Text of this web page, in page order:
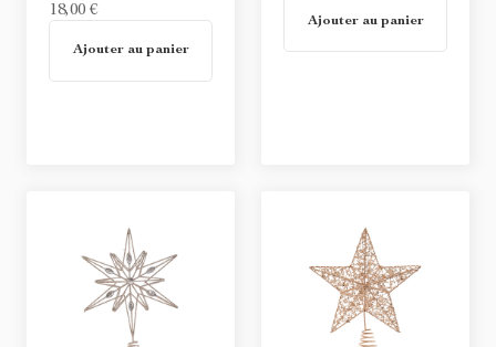
18,00 €
Non disponible
Ajouter au panier
Non disponible
Ajouter au panier